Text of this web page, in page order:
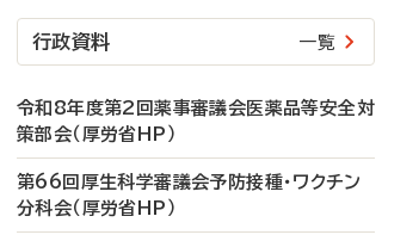
行政資料 一覧
令和8年度第2回薬事審議会医薬品等安全対
策部会（厚労省HP）
第66回厚生科学審議会予防接種・ワクチン
分科会（厚労省HP）